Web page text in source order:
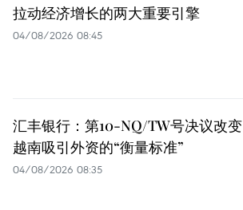
拉动经济增长的两大重要引擎
04/08/2026 08:45
汇丰银行：第10-NQ/TW号决议改变
越南吸引外资的“衡量标准”
04/08/2026 08:35